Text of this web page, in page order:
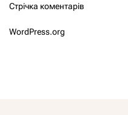
Стрічка коментарів
WordPress.org